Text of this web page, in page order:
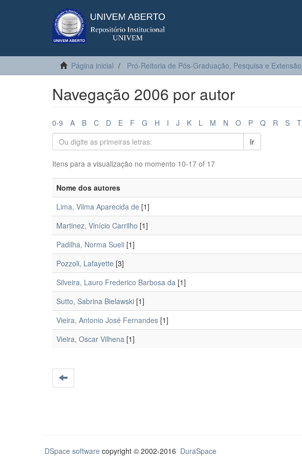
Página inicial Pró-Reitoria de Pós-Graduação, Pesquisa e Extensão
Navegação 2006 por autor
0-9 A B C D E F G H I J K L M N O P Q R S T
Ir
Itens para a visualização no momento 10-17 of 17
Nome dos autores
Lima, Vilma Aparecida de [1]
Martinez, Vinício Carrilho [1]
Padilha, Norma Sueli [1]
Pozzoli, Lafayette [3]
Silveira, Lauro Frederico Barbosa da [1]
Sutto, Sabrina Bielawski [1]
Vieira, Antonio José Fernandes [1]
Vieira, Oscar Vilhena [1]
DSpace software copyright © 2002-2016 DuraSpace